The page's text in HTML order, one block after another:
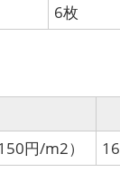
6枚
円/m2）